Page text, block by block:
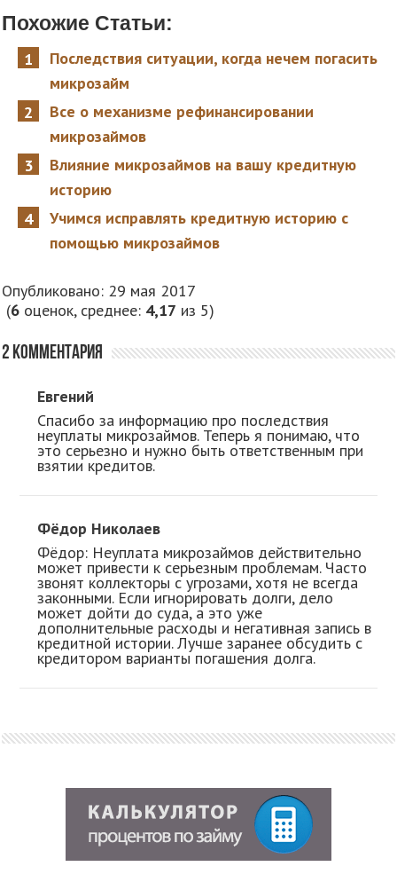
Похожие Статьи:
Последствия ситуации, когда нечем погасить
микрозайм
Все о механизме рефинансировании
микрозаймов
Влияние микрозаймов на вашу кредитную
историю
Учимся исправлять кредитную историю с
помощью микрозаймов
Опубликовано: 29 мая 2017
(6 оценок, среднее: 4,17 из 5)
2 комментария
Евгений
Спасибо за информацию про последствия
неуплаты микрозаймов. Теперь я понимаю, что
это серьезно и нужно быть ответственным при
взятии кредитов.
Фёдор Николаев
Фёдор: Неуплата микрозаймов действительно
может привести к серьезным проблемам. Часто
звонят коллекторы с угрозами, хотя не всегда
законными. Если игнорировать долги, дело
может дойти до суда, а это уже
дополнительные расходы и негативная запись в
кредитной истории. Лучше заранее обсудить с
кредитором варианты погашения долга.